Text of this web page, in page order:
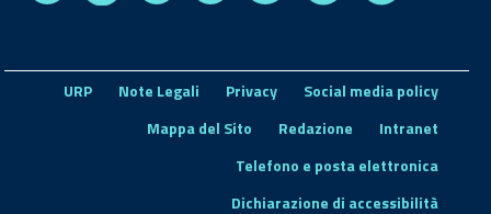
URP Note Legali Privacy
Social media policy
Mappa del Sito
Redazione
Intranet
Telefono e posta elettronica
Dichiarazione di accessibilità